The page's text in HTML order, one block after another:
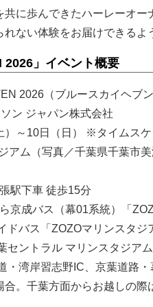
に歩んできたハーレーオー
ない体験をお届けできるよ
2026」イベント概要
2026（ブルースカイヘブン
ン ジャパン株式会社
）～10日（日） ※タイムス
アム（写真／千葉県千葉市美
駅下車 徒歩15分
京成バス（幕01系統）「
ドバス「ZOZOマリンスタジ
セントラル マリンスタジア
・湾岸習志野IC、京葉道路
合。千葉方面からお越しの際